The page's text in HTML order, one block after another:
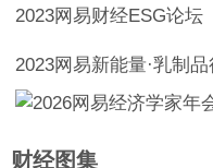
2023网易财经ESG论坛
2023网易新能量·乳制
财经图集